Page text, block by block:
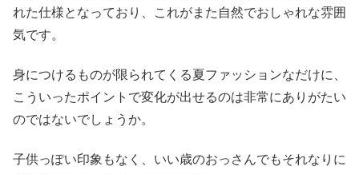
れた仕様となっており、これがまた自然でおしゃれな雰囲
気です。
身につけるものが限られてくる夏ファッションなだけに、
こういったポイントで変化が出せるのは非常にありがたい
のではないでしょうか。
子供っぽい印象もなく、いい歳のおっさんでもそれなりに